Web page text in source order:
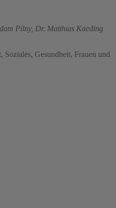
Pilny, Dr. Matthias Kaeding
Gesundheit, Frauen und